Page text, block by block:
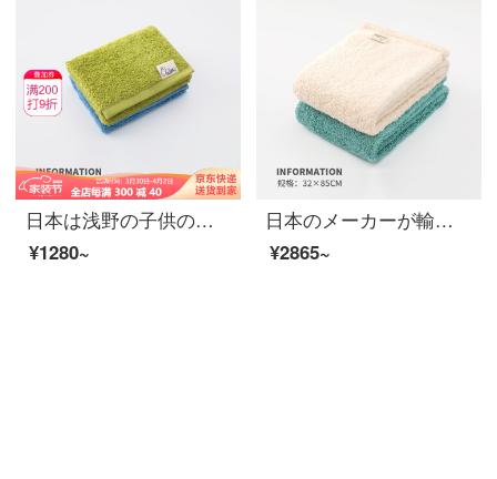
日本は浅野の子供のタオルのギフトボックスを輸入しています。赤ちゃんの洗顔タオルのスカーフとタオルのタオルは、顔タオルと有機綿の強い吸水性です。
¥1280~
日本のメーカーが輸入した浅野の洗顔タオルは、綿5つ星ホテルのタオルが強くて、水を吸い込みます。柔らかくて、毛が厚くて厚いティッシュxtcシリーズは32*85 cmの2つのセットは天然の白+清水の青です。
¥2865~